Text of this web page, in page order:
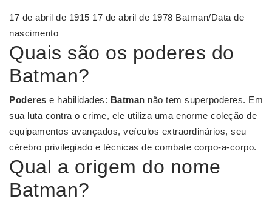
17 de abril de 1915 17 de abril de 1978 Batman/Data de
nascimento
Quais são os poderes do
Batman?
Poderes e habilidades: Batman não tem superpoderes. Em
sua luta contra o crime, ele utiliza uma enorme coleção de
equipamentos avançados, veículos extraordinários, seu
cérebro privilegiado e técnicas de combate corpo-a-corpo.
Qual a origem do nome
Batman?